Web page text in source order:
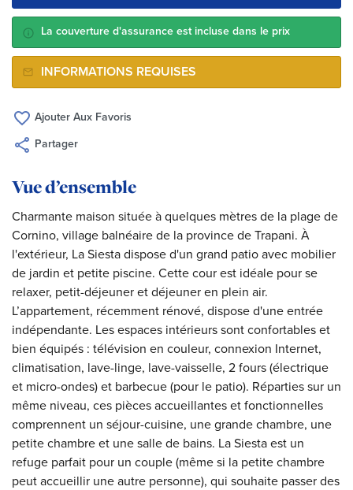
La couverture d'assurance est incluse dans le prix
INFORMATIONS REQUISES
Ajouter Aux Favoris
Partager
Vue d’ensemble
Charmante maison située à quelques mètres de la plage de
Cornino, village balnéaire de la province de Trapani. À
l'extérieur, La Siesta dispose d'un grand patio avec mobilier
de jardin et petite piscine. Cette cour est idéale pour se
relaxer, petit-déjeuner et déjeuner en plein air.
L’appartement, récemment rénové, dispose d'une entrée
indépendante. Les espaces intérieurs sont confortables et
bien équipés : télévision en couleur, connexion Internet,
climatisation, lave-linge, lave-vaisselle, 2 fours (électrique
et micro-ondes) et barbecue (pour le patio). Réparties sur un
même niveau, ces pièces accueillantes et fonctionnelles
comprennent un séjour-cuisine, une grande chambre, une
petite chambre et une salle de bains. La Siesta est un
refuge parfait pour un couple (même si la petite chambre
peut accueillir une autre personne), qui souhaite passer des